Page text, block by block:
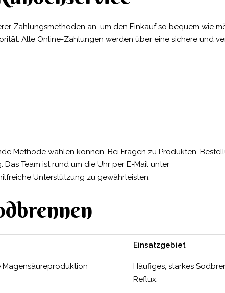
Zahlungsmethoden an, um den Einkauf so bequem wie
Alle Online-Zahlungen werden über eine sichere und
Methode wählen können. Bei Fragen zu Produkten,
Team ist rund um die Uhr per E-Mail unter
Unterstützung zu gewährleisten.
Einsatzgebiet
Magensäureproduktion
Häufiges, starkes
Reflux.